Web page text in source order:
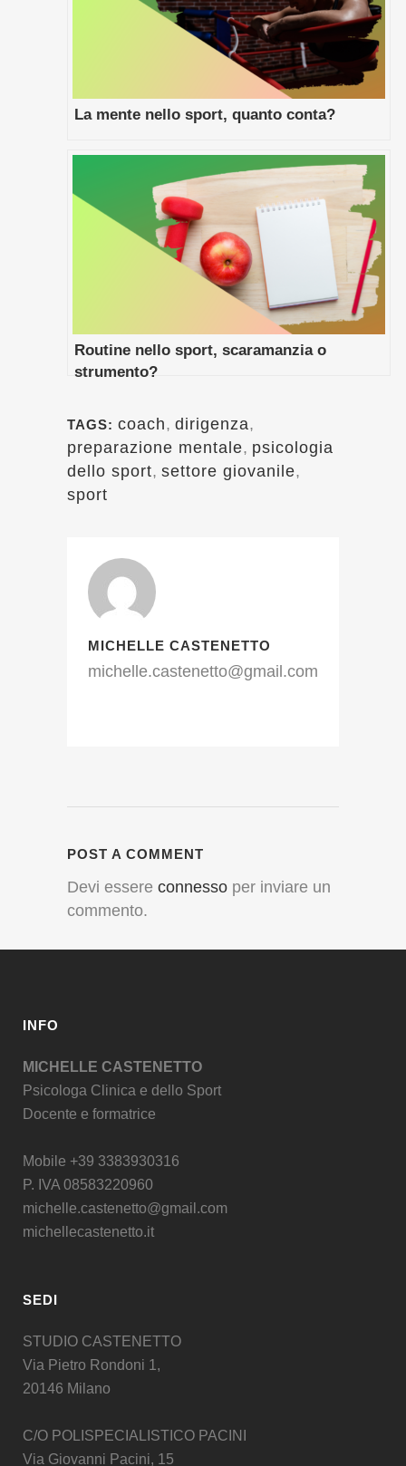
La mente nello sport, quanto conta?
Routine nello sport, scaramanzia o
strumento?
TAGS: coach, dirigenza,
preparazione mentale, psicologia
dello sport, settore giovanile,
sport
MICHELLE CASTENETTO
michelle.castenetto@gmail.com
POST A COMMENT
Devi essere connesso per inviare un
commento.
INFO
MICHELLE CASTENETTO
Psicologa Clinica e dello Sport
Docente e formatrice
Mobile +39 3383930316
P. IVA 08583220960
michelle.castenetto@gmail.com
michellecastenetto.it
SEDI
STUDIO CASTENETTO
Via Pietro Rondoni 1,
20146 Milano
C/O POLISPECIALISTICO PACINI
Via Giovanni Pacini, 15